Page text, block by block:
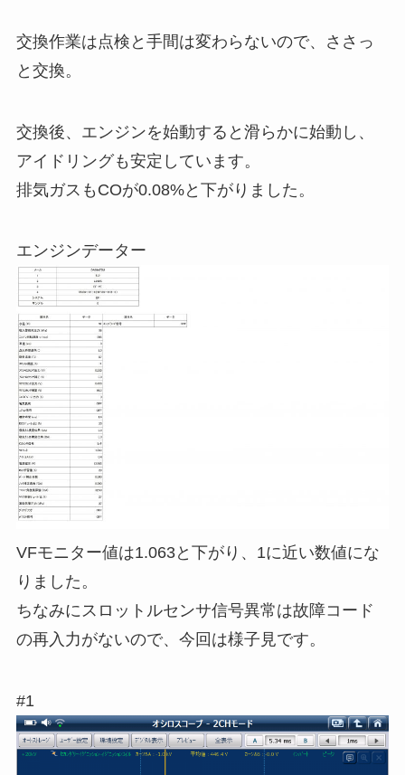
交換作業は点検と手間は変わらないので、ささっ
と交換。
交換後、エンジンを始動すると滑らかに始動し、
アイドリングも安定しています。
排気ガスもCOが0.08%と下がりました。
エンジンデーター
VFモニター値は1.063と下がり、1に近い数値にな
りました。
ちなみにスロットルセンサ信号異常は故障コード
の再入力がないので、今回は様子見です。
#1